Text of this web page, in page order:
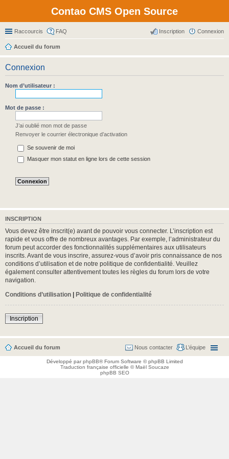
Contao CMS Open Source
Raccourcis FAQ Connexion
Inscription
Accueil du forum
Connexion
Nom d’utilisateur :
Mot de passe :
J’ai oublié mon mot de passe
Renvoyer le courrier électronique d’activation
Se souvenir de moi
Masquer mon statut en ligne lors de cette session
INSCRIPTION
Vous devez être inscrit(e) avant de pouvoir vous connecter. L’inscription est
rapide et vous offre de nombreux avantages. Par exemple, l’administrateur du
forum peut accorder des fonctionnalités supplémentaires aux utilisateurs
inscrits. Avant de vous inscrire, assurez-vous d’avoir pris connaissance de nos
conditions d’utilisation et de notre politique de confidentialité. Veuillez
également consulter attentivement toutes les règles du forum lors de votre
navigation.
Conditions d’utilisation | Politique de confidentialité
Inscription
Accueil du forum L’équipe
Nous contacter
Développé parphpBB® Forum Software © phpBB Limited
Traduction française officielle ©Maël Soucaze
phpBB SEO